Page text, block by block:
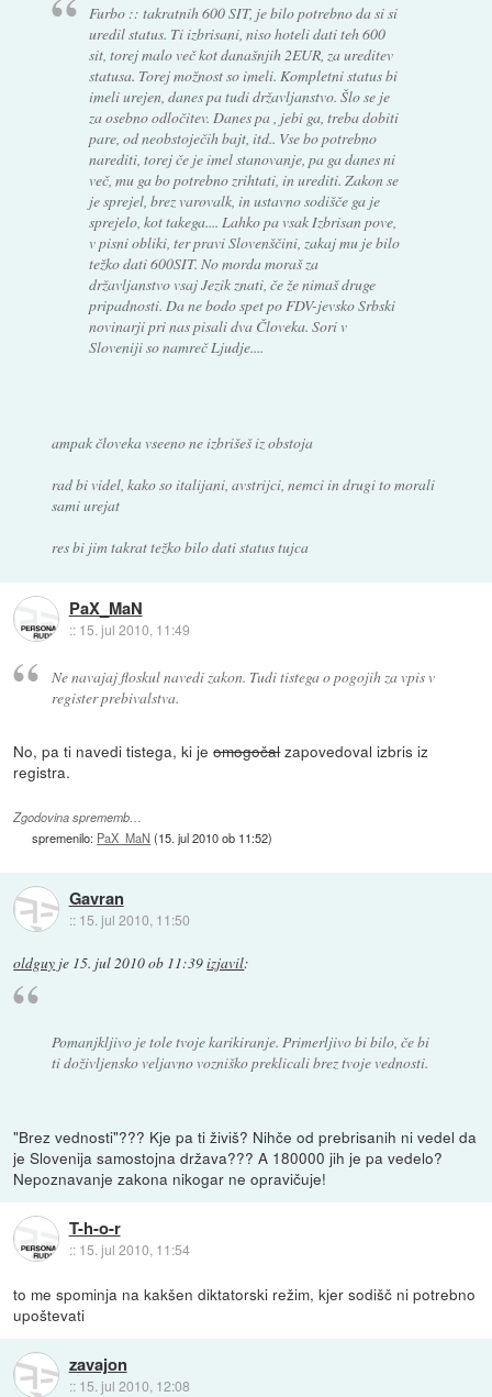
Furbo :: takratnih 600 SIT, je bilo potrebno da si si
uredil status. Ti izbrisani, niso hoteli dati teh 600
sit, torej malo več kot današnjih 2EUR, za ureditev
statusa. Torej možnost so imeli. Kompletni status bi
imeli urejen, danes pa tudi državljanstvo. Šlo se je
za osebno odločitev. Danes pa , jebi ga, treba dobiti
pare, od neobstoječih bajt, itd.. Vse bo potrebno
narediti, torej če je imel stanovanje, pa ga danes ni
več, mu ga bo potrebno zrihtati, in urediti. Zakon se
je sprejel, brez varovalk, in ustavno sodišče ga je
sprejelo, kot takega.... Lahko pa vsak Izbrisan pove,
v pisni obliki, ter pravi Slovenščini, zakaj mu je bilo
težko dati 600SIT. No morda moraš za
državljanstvo vsaj Jezik znati, če že nimaš druge
pripadnosti. Da ne bodo spet po FDV-jevsko Srbski
novinarji pri nas pisali dva Človeka. Sori v
Sloveniji so namreč Ljudje....
ampak človeka vseeno ne izbrišeš iz obstoja
rad bi videl, kako so italijani, avstrijci, nemci in drugi to morali
sami urejat
res bi jim takrat težko bilo dati status tujca
PaX_MaN
:: 15. jul 2010, 11:49
Ne navajaj floskul navedi zakon. Tudi tistega o pogojih za vpis v
register prebivalstva.
No, pa ti navedi tistega, ki jeomogočalzapovedoval izbris iz
registra.
Zgodovina sprememb…
spremenilo: PaX_MaN(15. jul 2010 ob 11:52)
Gavran
:: 15. jul 2010, 11:50
oldguy je 15. jul 2010 ob 11:39izjavil:
Pomanjkljivo je tole tvoje karikiranje. Primerljivo bi bilo, če bi
ti doživljensko veljavno vozniško preklicali brez tvoje vednosti.
"Brez vednosti"??? Kje pa ti živiš? Nihče od prebrisanih ni vedel da
je Slovenija samostojna država??? A 180000 jih je pa vedelo?
Nepoznavanje zakona nikogar ne opravičuje!
T-h-o-r
:: 15. jul 2010, 11:54
to me spominja na kakšen diktatorski režim, kjer sodišč ni potrebno
upoštevati
zavajon
:: 15. jul 2010, 12:08